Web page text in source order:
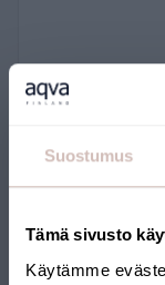
Suostumus
Tämä sivusto
Käytämme